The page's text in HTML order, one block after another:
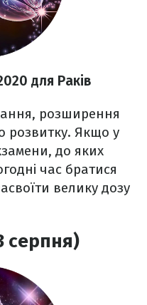
для Раків
розширення
розвитку. Якщо у
до яких
час братися
велику дозу
серпня)